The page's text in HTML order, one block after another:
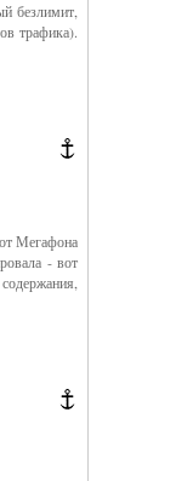
безлимит,
трафика).
Мегафона
- вот